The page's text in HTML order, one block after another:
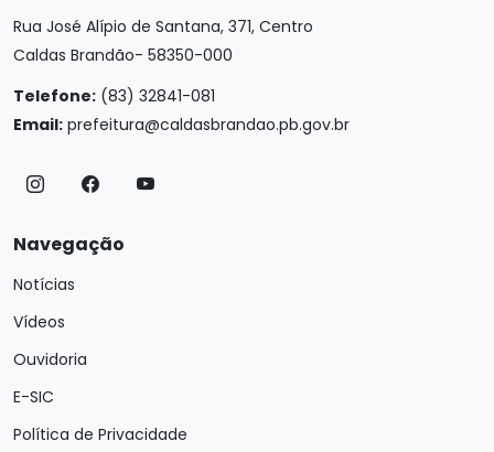
Rua José Alípio de Santana, 371, Centro
Caldas Brandão- 58350-000
Telefone: (83) 32841-081
Email: prefeitura@caldasbrandao.pb.gov.br
Navegação
Notícias
Vídeos
Ouvidoria
E-SIC
Política de Privacidade